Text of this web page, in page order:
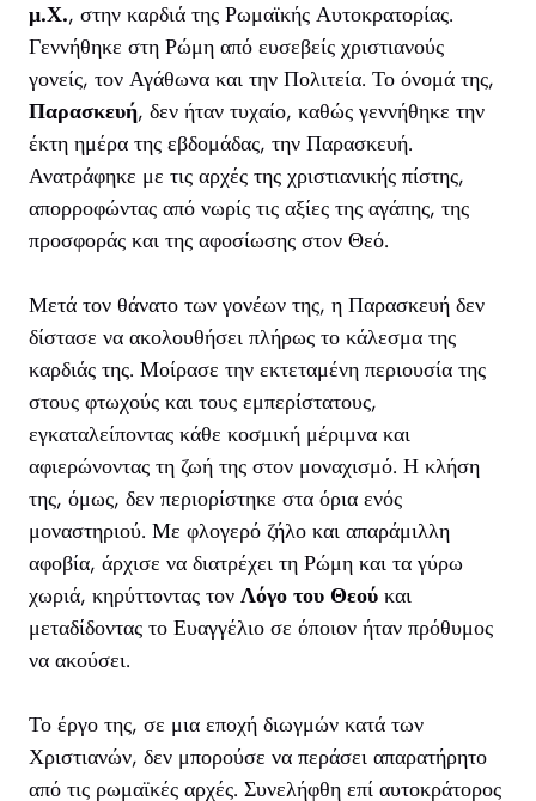
μ.Χ., στην καρδιά της Ρωμαϊκής Αυτοκρατορίας.
Γεννήθηκε στη Ρώμη από ευσεβείς χριστιανούς
γονείς, τον Αγάθωνα και την Πολιτεία. Το όνομά της,
Παρασκευή, δεν ήταν τυχαίο, καθώς γεννήθηκε την
έκτη ημέρα της εβδομάδας, την Παρασκευή.
Ανατράφηκε με τις αρχές της χριστιανικής πίστης,
απορροφώντας από νωρίς τις αξίες της αγάπης, της
προσφοράς και της αφοσίωσης στον Θεό.
Μετά τον θάνατο των γονέων της, η Παρασκευή δεν
δίστασε να ακολουθήσει πλήρως το κάλεσμα της
καρδιάς της. Μοίρασε την εκτεταμένη περιουσία της
στους φτωχούς και τους εμπερίστατους,
εγκαταλείποντας κάθε κοσμική μέριμνα και
αφιερώνοντας τη ζωή της στον μοναχισμό. Η κλήση
της, όμως, δεν περιορίστηκε στα όρια ενός
μοναστηριού. Με φλογερό ζήλο και απαράμιλλη
αφοβία, άρχισε να διατρέχει τη Ρώμη και τα γύρω
χωριά, κηρύττοντας τον Λόγο του Θεού και
μεταδίδοντας το Ευαγγέλιο σε όποιον ήταν πρόθυμος
να ακούσει.
Το έργο της, σε μια εποχή διωγμών κατά των
Χριστιανών, δεν μπορούσε να περάσει απαρατήρητο
από τις ρωμαϊκές αρχές. Συνελήφθη επί αυτοκράτορος